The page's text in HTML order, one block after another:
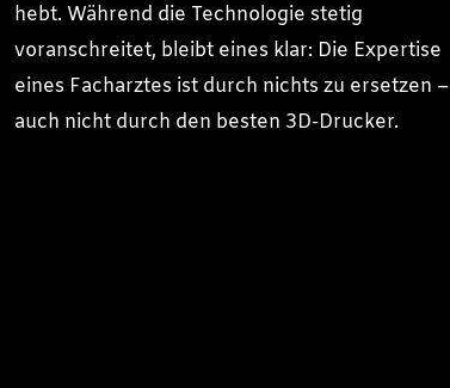
hebt. Während die Technologie stetig
voranschreitet, bleibt eines klar: Die Expertise
eines Facharztes ist durch nichts zu ersetzen –
auch nicht durch den besten 3D-Drucker.